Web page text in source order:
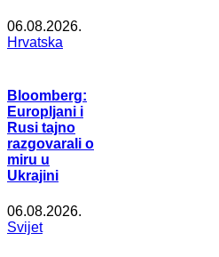
06.08.2026.
Hrvatska
Bloomberg:
Europljani i
Rusi tajno
razgovarali o
miru u
Ukrajini
06.08.2026.
Svijet